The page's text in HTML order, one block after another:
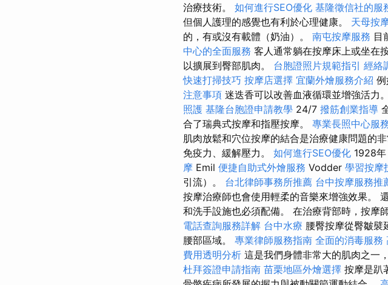
治療技術。 如何進行SEO優化 基隆徵信社的服
但個人護理的感覺也有利於心理健康。 天母按
的，有或沒有載體（奶油）。 南屯按摩服務 目
中心的全面服務 客人通常躺在按摩床上或坐在
以擴展到臀部肌肉。 台胞證照片規範指引 經絡
快速打掃技巧 按摩店選擇 宜蘭外燴服務介紹
注意事項 迷迭香可以改善血液循環並增強活力。
照護 基隆台胞證申請教學 24/7 撥筋創業指導
合了瑞典式按摩和指壓按摩。 專業長照中心服
肌肉放鬆和穴位按摩的結合是治療健康問題的
免疫力、緩解壓力。 如何進行SEO優化 1928
摩 Emil 便捷自助式外燴服務 Vodder 學習按摩
引流）。 台北律師事務所推薦 台中按摩服務推
按摩治療師也會使用輕柔的音樂來增強效果。
和洗手設施也必須配備。 在治療背部時，按摩
電話查詢服務詳解 台中水療 腰臀按摩從臀皺襞
腰部區域。 專業律師服務指南 全面的消毒服務
費用透明分析 這是我們身體非常大的肌肉之一
杜拜簽證申請指南 苗栗地區外燴選擇 按摩是趴